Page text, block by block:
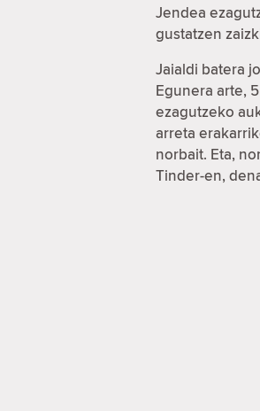
Jendea
gustatzen
Jaialdi batera
Egunera arte,
ezagutzeko
arreta
norbait. Eta,
Tinder-en,